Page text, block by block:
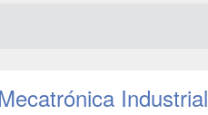
Industrial